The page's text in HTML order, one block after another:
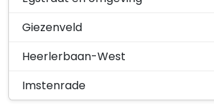
Giezenveld
Heerlerbaan-West
Imstenrade